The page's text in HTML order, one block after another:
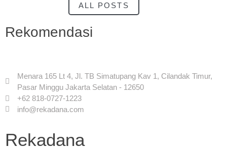
ALL POSTS
Rekomendasi
Menara 165 Lt 4, Jl. TB Simatupang Kav 1, Cilandak Timur,
Pasar Minggu Jakarta Selatan - 12650
+62 818-0727-1223
info@rekadana.com
Rekadana